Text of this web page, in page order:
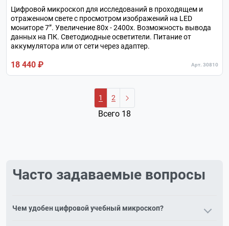
Цифровой микроскоп для исследований в проходящем и
отраженном свете с просмотром изображений на LED
мониторе 7”. Увеличение 80х - 2400х. Возможность вывода
данных на ПК. Светодиодные осветители. Питание от
аккумулятора или от сети через адаптер.
18 440 ₽ Арт. 30810
1 2
Всего 18
Часто задаваемые вопросы
Чем удобен цифровой учебный микроскоп?